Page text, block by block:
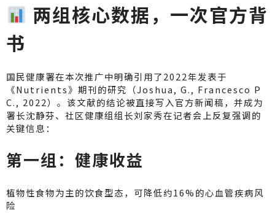
两组核心数据，一次官方背
书
国民健康署在本次推广中明确引用了2022年发表于
《Nutrients》期刊的研究（Joshua, G., Francesco P
C., 2022）。该文献的结论被直接写入官方新闻稿，并成为
署长沈静芬、社区健康组组长刘家秀在记者会上反复强调的
关键信息：
第一组：健康收益
植物性食物为主的饮食型态，可降低约16%的心血管疾病风
险